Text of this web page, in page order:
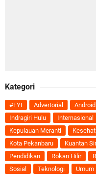
Kategori
#FYI Advertorial Android
Indragiri Hulu
Internasional
Kepulauan Meranti
Kota Pekanbaru
Kuantan
Pendidikan
Rokan Hilir
Sosial
Teknologi Umum